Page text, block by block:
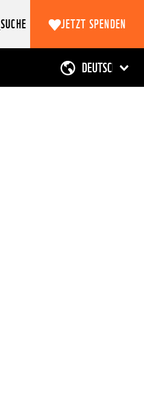
SUCHE JETZT SPENDEN